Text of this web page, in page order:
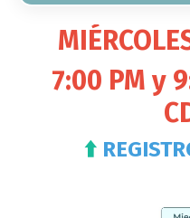
7:00 PM y
⬆️